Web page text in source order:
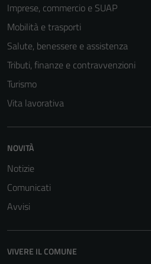
Imprese, commercio e SUAP
Mobilità e trasporti
Salute, benessere e assistenza
Tributi, finanze e contravvenzioni
Turismo
Vita lavorativa
NOVITÀ
Notizie
Comunicati
Avvisi
VIVERE IL COMUNE